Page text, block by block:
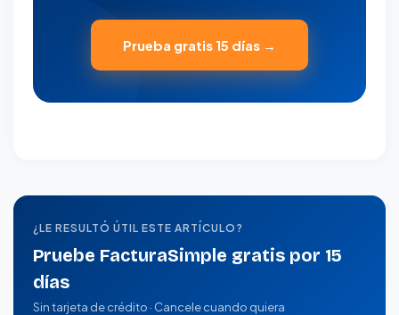
Prueba gratis 15 días →
¿LE RESULTÓ ÚTIL ESTE ARTÍCULO?
Pruebe FacturaSimple gratis por 15
días
Sin tarjeta de crédito · Cancele cuando quiera